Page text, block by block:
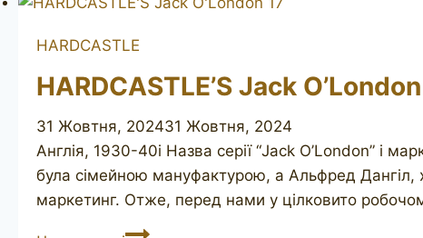
HARDCASTLE
HARDCASTLE’S Jack
31 Жовтня, 202431 Жовтня, 2024
Англія, 1930-40і Назва серії “Jack O’London” і
була сімейною мануфактурою, а Альфред Дангіл,
маркетинг. Отже, перед нами у цілковито
HARDCASTLE’S